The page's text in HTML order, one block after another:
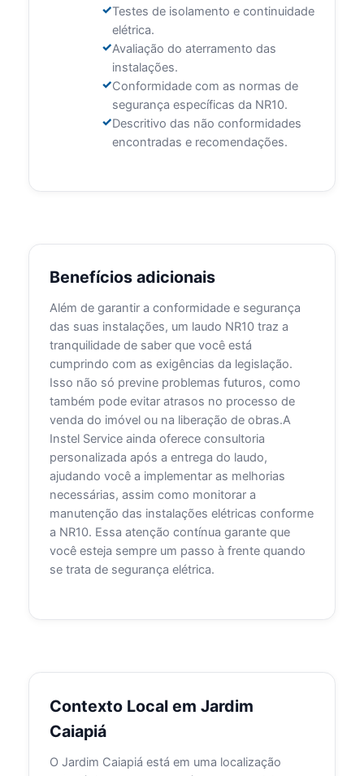
Testes de isolamento e continuidade
elétrica.
Avaliação do aterramento das
instalações.
Conformidade com as normas de
segurança específicas da NR10.
Descritivo das não conformidades
encontradas e recomendações.
Benefícios adicionais
Além de garantir a conformidade e segurança
das suas instalações, um laudo NR10 traz a
tranquilidade de saber que você está
cumprindo com as exigências da legislação.
Isso não só previne problemas futuros, como
também pode evitar atrasos no processo de
venda do imóvel ou na liberação de obras.A
Instel Service ainda oferece consultoria
personalizada após a entrega do laudo,
ajudando você a implementar as melhorias
necessárias, assim como monitorar a
manutenção das instalações elétricas conforme
a NR10. Essa atenção contínua garante que
você esteja sempre um passo à frente quando
se trata de segurança elétrica.
Contexto Local em Jardim
Caiapiá
O Jardim Caiapiá está em uma localização